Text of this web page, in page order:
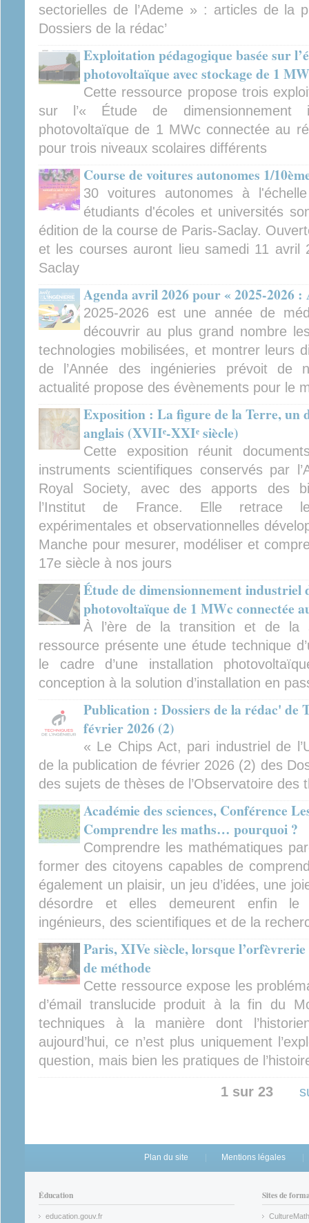
sectorielles de l’Ademe » : articles de la
Dossiers de la rédac’
Exploitation pédagogique basée sur
photovoltaïque avec stockage de 1
Cette ressource propose trois
sur l’« Étude de dimensionnement
photovoltaïque de 1 MWc connectée au
pour trois niveaux scolaires différents
Course de voitures autonomes 1/
30 voitures autonomes à
étudiants d'écoles et universités
édition de la course de Paris-Saclay.
et les courses auront lieu samedi 11 avril
Saclay
Agenda avril 2026 pour « 2025-2026 :
2025-2026 est une année de
découvrir au plus grand nombre
technologies mobilisées, et montrer leurs
de l’Année des ingénieries prévoit de
actualité propose des évènements pour le
Exposition : La figure de la Terre, un
anglais (XVIIᵉ-XXIᵉ siècle)
Cette exposition réunit
instruments scientifiques conservés par
Royal Society, avec des apports des
l’Institut de France. Elle retrace
expérimentales et observationnelles
Manche pour mesurer, modéliser et
17e siècle à nos jours
Étude de dimensionnement industriel
photovoltaïque de 1 MWc connectée
À l’ère de la transition et de la
ressource présente une étude technique
le cadre d’une installation
conception à la solution d’installation en
Publication : Dossiers de la rédac' de
février 2026 (2)
« Le Chips Act, pari industriel de
de la publication de février 2026 (2) des
des sujets de thèses de l’Observatoire des
Académie des sciences, Conférence
Comprendre les maths… pourquoi ?
Comprendre les mathématiques
former des citoyens capables de
également un plaisir, un jeu d’idées, une
désordre et elles demeurent enfin le
ingénieurs, des scientifiques et de la
Paris, XIVe siècle, lorsque
de méthode
Cette ressource expose les
d’émail translucide produit à la fin du
techniques à la manière dont
aujourd’hui, ce n’est plus uniquement
question, mais bien les pratiques de
1 sur 23
Plan du site Mentions légales
Éducation
education.gouv.fr
Sites de
CultureMath